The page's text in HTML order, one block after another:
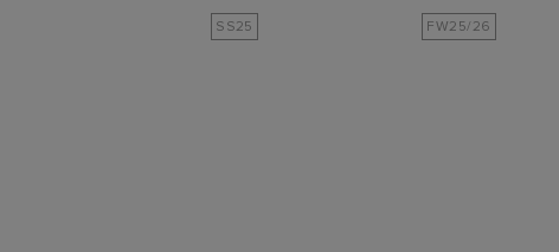
SS25 FW25/26